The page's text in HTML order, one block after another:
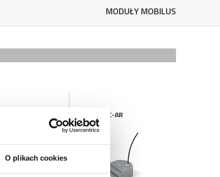
O plikach cookies
MODUŁY MOBILUS
MOBILUS C-AR